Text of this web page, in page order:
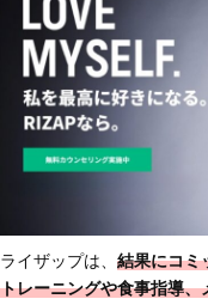
ライザップは、 結果にコミ
トレーニングや食事指導